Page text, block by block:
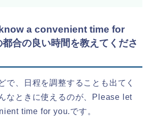
a convenient time for
合の良い時間を教えてくださ
で、日程を調整することも出てく
なときに使えるのが、Please let
time for you.です。